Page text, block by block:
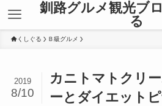
釧路グルメ観光ブ
る
くしぐる Ｂ級グルメ
カニトマトクリ
ーとダイエット
2019
8/10